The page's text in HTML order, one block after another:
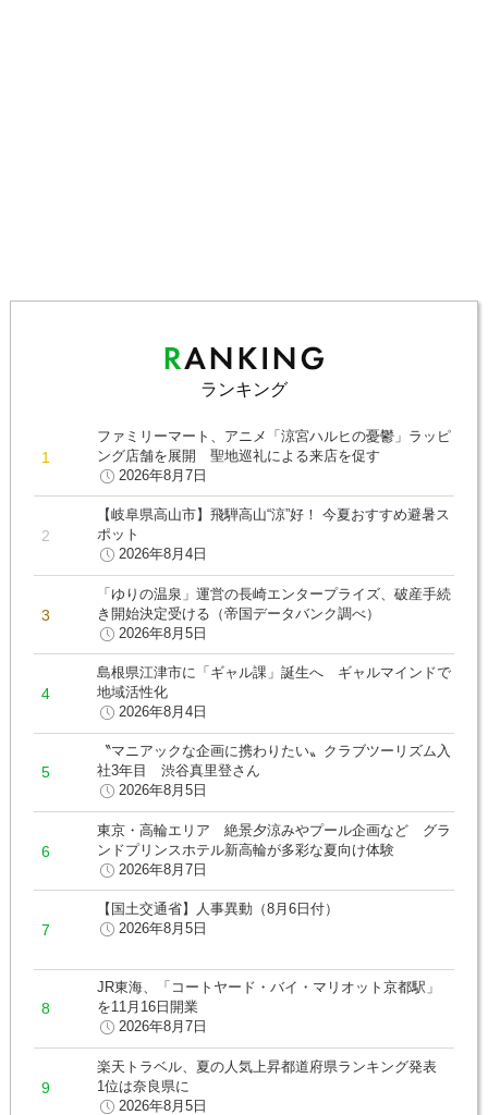
ランキング
ファミリーマート、アニメ「涼宮ハルヒの憂鬱」ラッピ
ング店舗を展開 聖地巡礼による来店を促す
2026年8月7日
【岐阜県高山市】飛騨高山“涼”好！ 今夏おすすめ避暑ス
ポット
2026年8月4日
「ゆりの温泉」運営の長崎エンタープライズ、破産手続
き開始決定受ける（帝国データバンク調べ）
2026年8月5日
島根県江津市に「ギャル課」誕生へ ギャルマインドで
地域活性化
2026年8月4日
〝マニアックな企画に携わりたい〟クラブツーリズム入
社3年目 渋谷真里登さん
2026年8月5日
東京・高輪エリア 絶景夕涼みやプール企画など グラ
ンドプリンスホテル新高輪が多彩な夏向け体験
2026年8月7日
【国土交通省】人事異動（8月6日付）
2026年8月5日
JR東海、「コートヤード・バイ・マリオット京都駅」
を11月16日開業
2026年8月7日
楽天トラベル、夏の人気上昇都道府県ランキング発表
1位は奈良県に
2026年8月5日